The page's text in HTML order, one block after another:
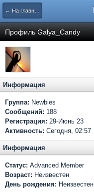
← На главную
Профиль Galya_Candy
Информация
Группа: Newbies
Сообщений: 188
Регистрация: 29-Июнь 23
Активность: Сегодня, 02:57
Информация
Статус: Advanced Member
Возраст: Неизвестен
День рождения: Неизвестен